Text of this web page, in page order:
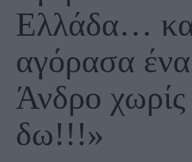
Ελλάδα…
αγόρασα
Άνδρο
δω!!!»